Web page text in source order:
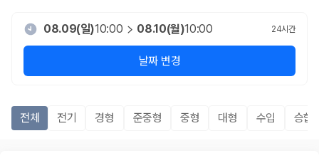
08.09(일)10:00 08.10(월)10:00 24시간
날짜 변경
전체 전기 경형 준중형 중형 대형 수입 승합